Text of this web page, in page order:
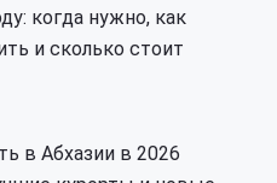
когда нужно, как
и сколько стоит
в Абхазии в 2026